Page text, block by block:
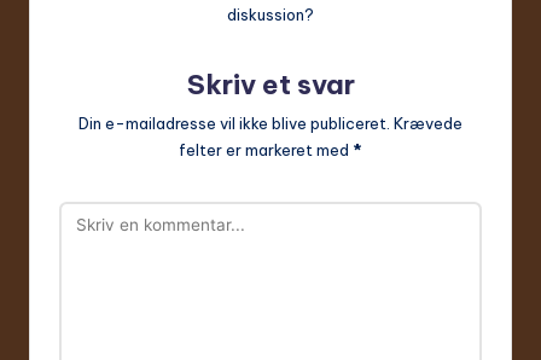
diskussion?
Skriv et svar
Din e-mailadresse vil ikke blive publiceret. Krævede
felter er markeret med *